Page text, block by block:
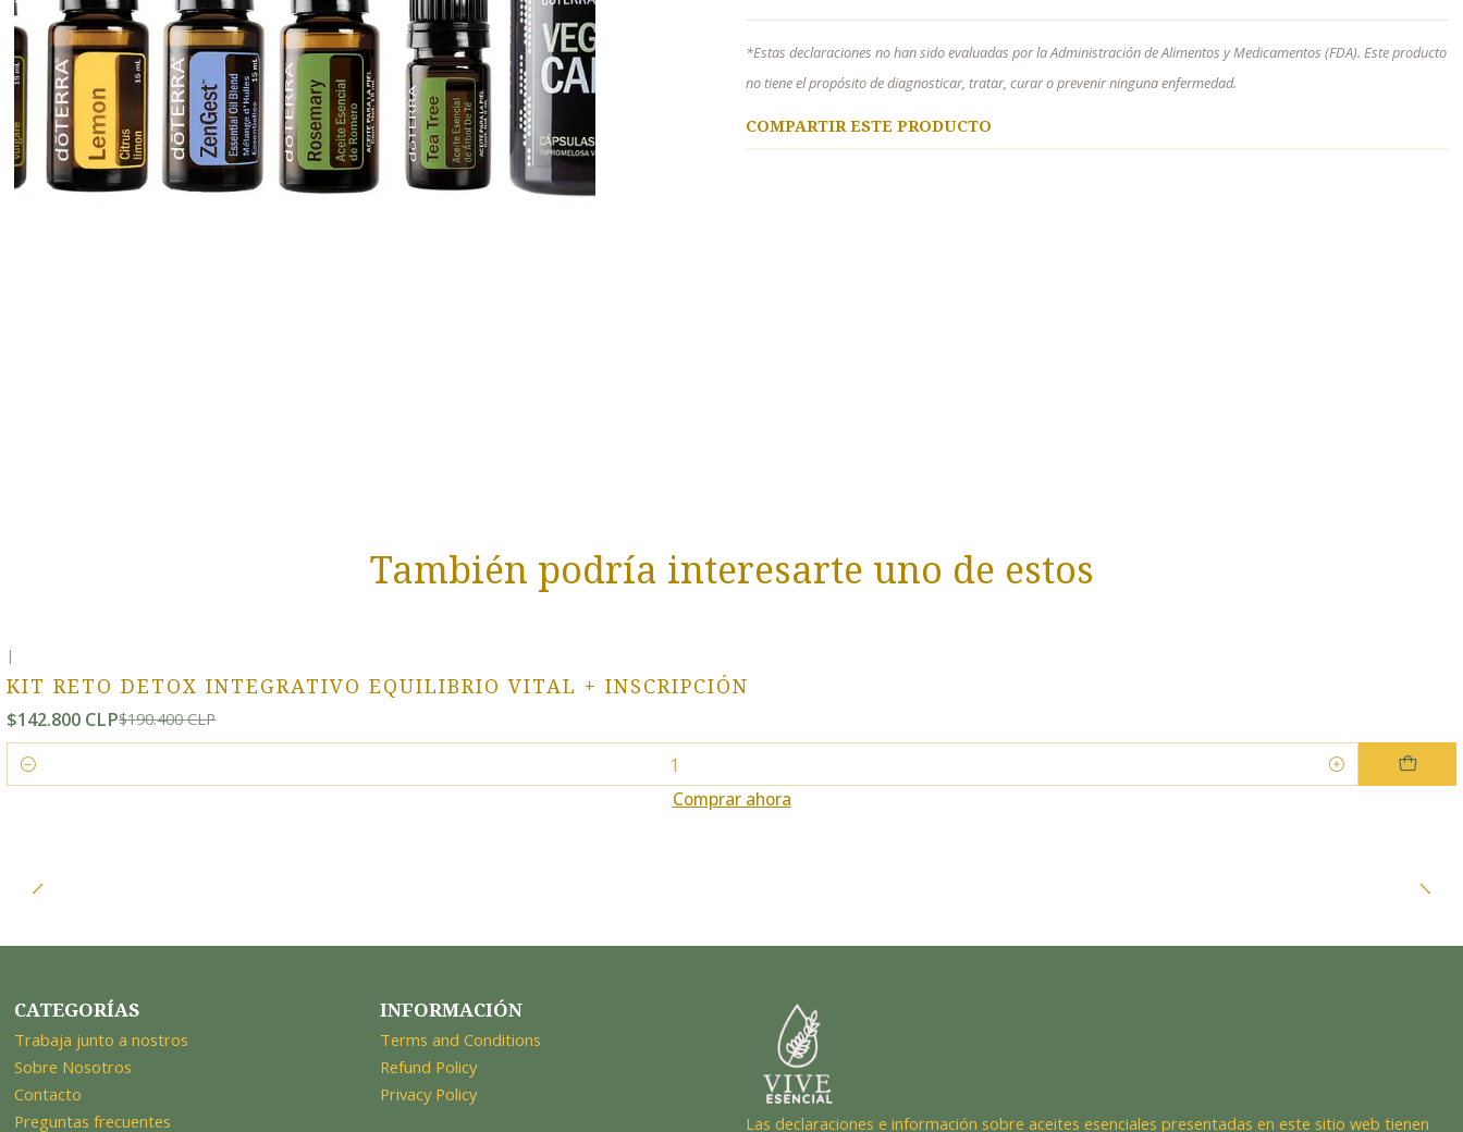
*Estas declaraciones no han sido evaluadas por la Administración de Alimentos y Medicamentos (FDA). Este producto
no tiene el propósito de diagnosticar, tratar, curar o prevenir ninguna enfermedad.
COMPARTIR ESTE PRODUCTO
También podría interesarte uno de estos
|
KIT RETO DETOX INTEGRATIVO EQUILIBRIO VITAL + INSCRIPCIÓN
$142.800 CLP$190.400 CLP
Cantidad
Comprar ahora
CATEGORÍAS
Trabaja junto a nostros
Sobre Nosotros
Contacto
Preguntas frecuentes
INFORMACIÓN
Terms and Conditions
Refund Policy
Privacy Policy
Las declaraciones e información sobre aceites esenciales presentadas en este sitio web tienen